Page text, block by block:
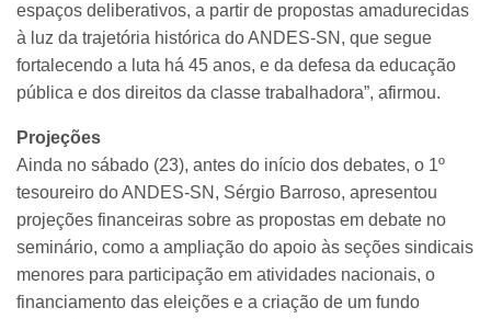
espaços deliberativos, a partir de propostas amadurecidas
à luz da trajetória histórica do ANDES-SN, que segue
fortalecendo a luta há 45 anos, e da defesa da educação
pública e dos direitos da classe trabalhadora”, afirmou.
Projeções
Ainda no sábado (23), antes do início dos debates, o 1º
tesoureiro do ANDES-SN, Sérgio Barroso, apresentou
projeções financeiras sobre as propostas em debate no
seminário, como a ampliação do apoio às seções sindicais
menores para participação em atividades nacionais, o
financiamento das eleições e a criação de um fundo